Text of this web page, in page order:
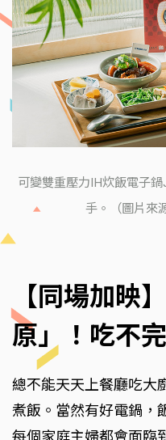
可變雙重壓力IH炊飯電子
手。（圖片來
【同場加映
原」！吃不
總不能天天上餐廳吃大
煮飯。當然有好電鍋，
每個家庭主婦都會面臨